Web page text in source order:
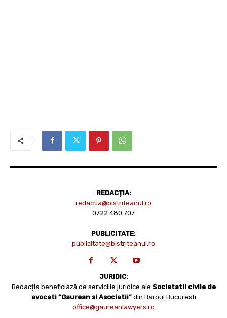
REDACȚIA:
redactia@bistriteanul.ro
0722.480.707
PUBLICITATE:
publicitate@bistriteanul.ro
JURIDIC:
Redacția beneficiază de serviciile juridice ale Societatii civile de
avocati “Gaurean si Asociatii” din Baroul Bucuresti
office@gaureanlawyers.ro